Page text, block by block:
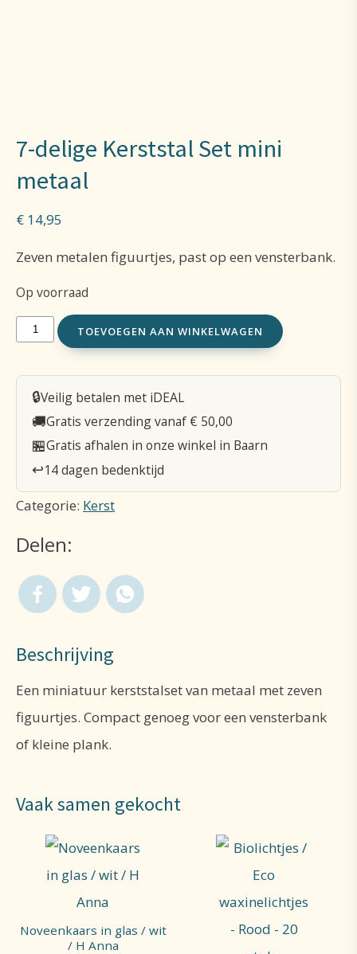
7-delige Kerststal Set mini
metaal
€ 14,95
Zeven metalen figuurtjes, past op een vensterbank.
Op voorraad
Kerststal
Set
metaal
aantal
TOEVOEGEN AAN WINKELWAGEN
🔒Veilig betalen met iDEAL
🚚Gratis verzending vanaf € 50,00
🏪Gratis afhalen in onze winkel in Baarn
↩️14 dagen bedenktijd
Categorie: Kerst
Delen:
Beschrijving
Een miniatuur kerststalset van metaal met zeven
figuurtjes. Compact genoeg voor een vensterbank
of kleine plank.
Vaak samen gekocht
Noveenkaars in glas / wit
/ H Anna